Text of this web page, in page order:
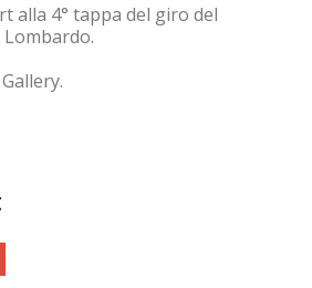
alla 4° tappa del giro del